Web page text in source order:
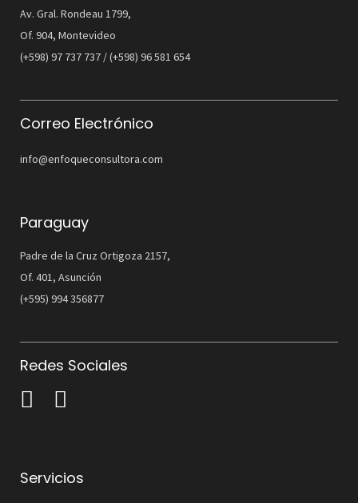
Av. Gral. Rondeau 1799,
Of. 904, Montevideo
(+598) 97 737 737 / (+598) 96 581 654
Correo Electrónico
info@enfoqueconsultora.com
Paraguay
Padre de la Cruz Ortigoza 2157,
Of. 401, Asunción
(+595) 994 356877
Redes Sociales
Servicios